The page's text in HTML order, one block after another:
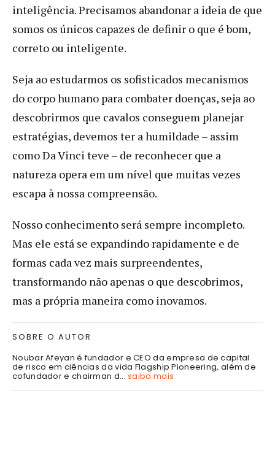
inteligência. Precisamos abandonar a ideia de que
somos os únicos capazes de definir o que é bom,
correto ou inteligente.
Seja ao estudarmos os sofisticados mecanismos
do corpo humano para combater doenças, seja ao
descobrirmos que cavalos conseguem planejar
estratégias, devemos ter a humildade – assim
como Da Vinci teve – de reconhecer que a
natureza opera em um nível que muitas vezes
escapa à nossa compreensão.
Nosso conhecimento será sempre incompleto.
Mas ele está se expandindo rapidamente e de
formas cada vez mais surpreendentes,
transformando não apenas o que descobrimos,
mas a própria maneira como inovamos.
SOBRE O AUTOR
Noubar Afeyan é fundador e CEO da empresa de capital
de risco em ciências da vida Flagship Pioneering, além de
cofundador e chairman d...saiba mais